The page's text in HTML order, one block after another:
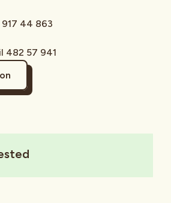
44 863
482 57 941